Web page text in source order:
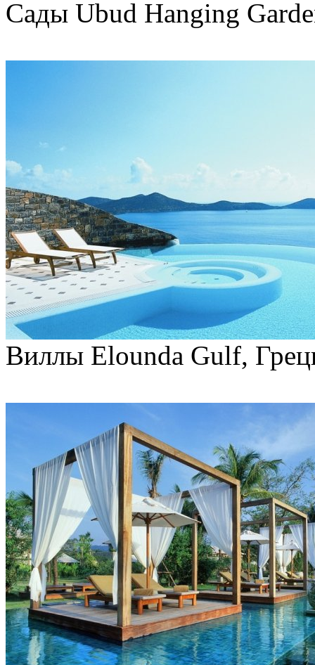
Сады Ubud Hanging
Виллы Elounda Gulf,